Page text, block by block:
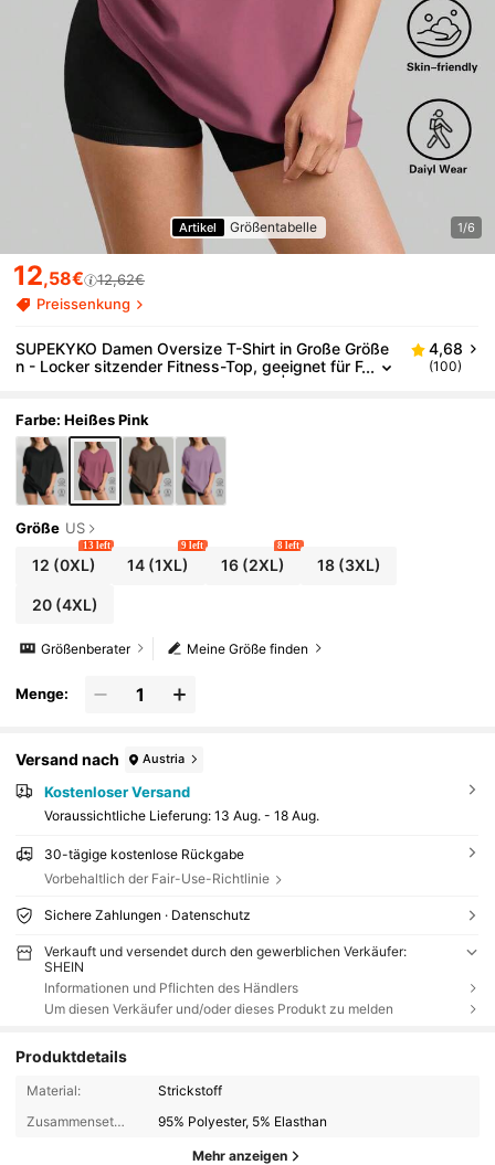
Artikel Größentabelle 1/6
12,58€
12,62€
Preissenkung
SUPEKYKO Damen Oversize T-Shirt in Große Größe
n - Locker sitzender Fitness-Top, geeignet für F
itness, Yoga und Freizeitbekleidung | Ganzjähri
4,68
(100)
Farbe: Heißes Pink
Größe US
12 (0XL)
13 left
14 (1XL)
9 left
16(2XL)
8 left
18(3XL)
20(4XL)
Meine Größe finden
Größenberater
Menge:
Versand nach Austria
Kostenloser Versand
Voraussichtliche Lieferung: 13 Aug. - 18 Aug.
30-tägige kostenlose Rückgabe
Vorbehaltlich der Fair-Use-Richtlinie
Sichere Zahlungen · Datenschutz
Verkauft und versendet durch den gewerblichen Verkäufer:
SHEIN
Informationen und Pflichten des Händlers
Um diesen Verkäufer und/oder dieses Produkt zu melden
Produktdetails
Material:
Strickstoff
Zusammensetzung:
95% Polyester, 5% Elasthan
Mehr anzeigen